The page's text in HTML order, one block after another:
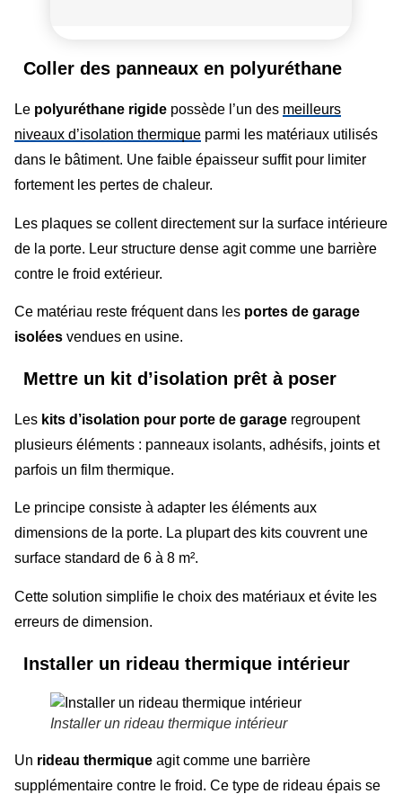
Coller des panneaux en polyuréthane
Le polyuréthane rigide possède l’un des meilleurs
niveaux d’isolation thermique parmi les matériaux utilisés
dans le bâtiment. Une faible épaisseur suffit pour limiter
fortement les pertes de chaleur.
Les plaques se collent directement sur la surface intérieure
de la porte. Leur structure dense agit comme une barrière
contre le froid extérieur.
Ce matériau reste fréquent dans les portes de garage
isolées vendues en usine.
Mettre un kit d’isolation prêt à poser
Les kits d’isolation pour porte de garage regroupent
plusieurs éléments : panneaux isolants, adhésifs, joints et
parfois un film thermique.
Le principe consiste à adapter les éléments aux
dimensions de la porte. La plupart des kits couvrent une
surface standard de 6 à 8 m².
Cette solution simplifie le choix des matériaux et évite les
erreurs de dimension.
Installer un rideau thermique intérieur
Installer un rideau thermique intérieur
Un rideau thermique agit comme une barrière
supplémentaire contre le froid. Ce type de rideau épais se